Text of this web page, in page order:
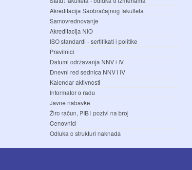
Akreditacija Saobraćajnog fakulteta
Samovrednovanje
Akreditacija NIO
ISO standardi - sertifikati i politike
Pravilnici
Datumi održavanja NNV i IV
Dnevni red sednica NNV i IV
Kalendar aktivnosti
Informator o radu
Javne nabavke
Žiro račun, PIB i pozivi na broj
Cenovnici
Odluka o strukturi naknada